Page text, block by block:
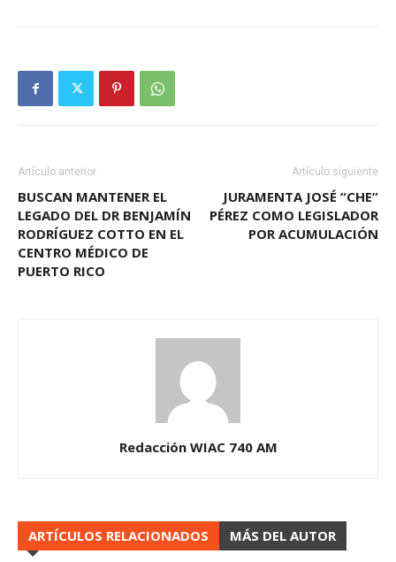
Artículo anterior
BUSCAN MANTENER EL
LEGADO DEL DR BENJAMÍN
RODRÍGUEZ COTTO EN EL
CENTRO MÉDICO DE
PUERTO RICO
Artículo siguiente
JURAMENTA JOSÉ “CHE”
PÉREZ COMO LEGISLADOR
POR ACUMULACIÓN
Redacción WIAC 740 AM
ARTÍCULOS RELACIONADOS MÁS DEL AUTOR